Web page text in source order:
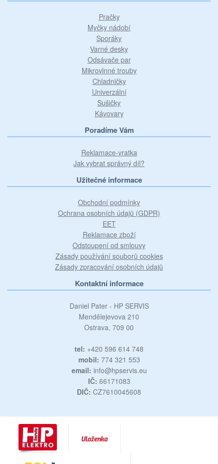
Pračky
Myčky nádobí
Sporáky
Varné desky
Odsávače par
Mikrovlnné trouby
Chladničky
Univerzální
Sušičky
Kávovary
Poradíme Vám
Reklamace-vratka
Jak vybrat správný díl?
Užitečné informace
Obchodní podmínky
Ochrana osobních údajů (GDPR)
EET
Reklamace zboží
Odstoupení od smlouvy
Zásady používání souborů cookies
Zásady zpracování osobních údajů
Kontaktní informace
Daniel Pater - HP SERVIS
Mendělejevova 210
Ostrava, 709 00
tel: +420 596 614 748
mobil: 774 321 553
email: info@hpservis.eu
IČ: 66171083
DIČ: CZ7610045608